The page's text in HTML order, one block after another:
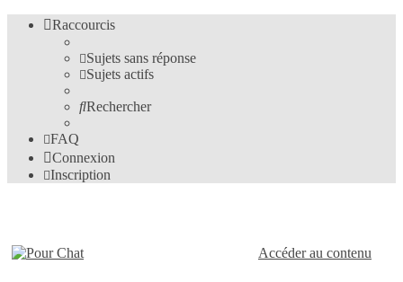
Raccourcis
Sujets sans réponse
Sujets actifs
Rechercher
FAQ
Connexion
Inscription
Accéder au contenu